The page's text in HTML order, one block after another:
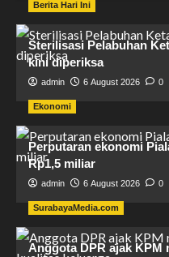
Berita Hari Ini
Sterilisasi Pelabuhan
kini diperiksa
admin 6 August 2026 0
Ekonomi
Perputaran ekonomi
Rp1,5 miliar
admin 6 August 2026 0
SurabayaMedia.com
Anggota DPR ajak KPM